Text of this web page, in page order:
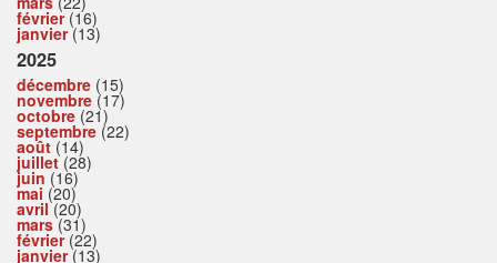
février(16)
janvier(13)
2025
décembre (15)
novembre (17)
octobre (21)
septembre (22)
août (14)
juillet(28)
juin (16)
mai (20)
avril(20)
mars(31)
février(22)
janvier(13)